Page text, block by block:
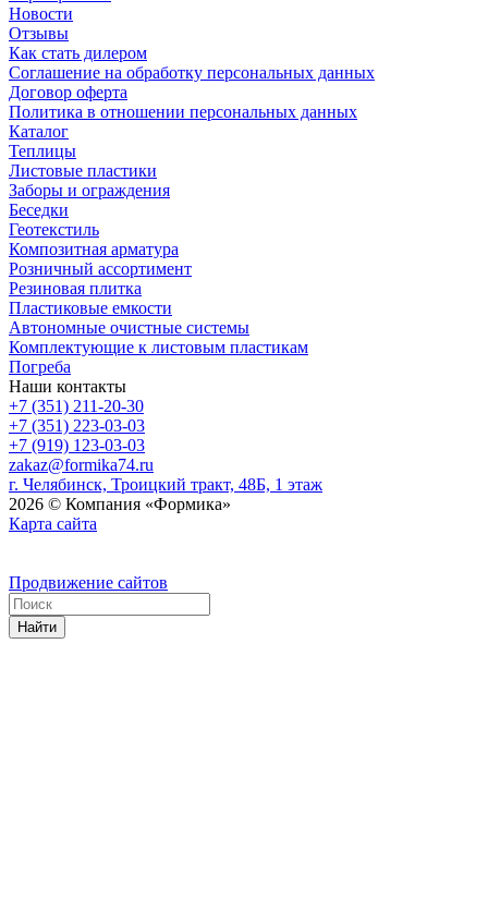
Новости
Отзывы
Как стать дилером
Соглашение на обработку персональных данных
Договор оферта
Политика в отношении персональных данных
Каталог
Теплицы
Листовые пластики
Заборы и ограждения
Беседки
Геотекстиль
Композитная арматура
Розничный ассортимент
Резиновая плитка
Пластиковые емкости
Автономные очистные системы
Комплектующие к листовым пластикам
Погреба
Наши контакты
+7 (351) 211-20-30
+7 (351) 223-03-03
+7 (919) 123-03-03
zakaz@formika74.ru
г. Челябинск, Троицкий тракт, 48Б, 1 этаж
2026 © Компания «Формика»
Карта сайта
Продвижение сайтов
Найти